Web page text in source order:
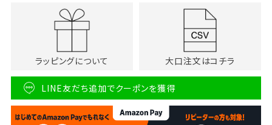
ラッピングについて 大口注文はコチラ
LINE友だち追加でクーポンを獲得